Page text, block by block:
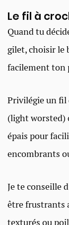
Le fil à
Quand tu
gilet, choisir le
facilement ton
Privilégie un fil
(light worsted)
épais pour
encombrants
Je te conseille
être frustrants
texturés ou